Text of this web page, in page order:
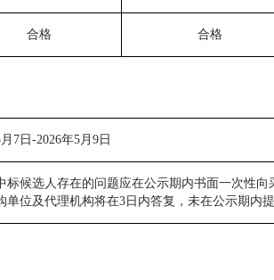
合格 合格
7 日-2026年5月9 日
标候选人存在的问题应在公示期内书面一次性向
单位及代理机构将在3日内答复 ，未在公示期内